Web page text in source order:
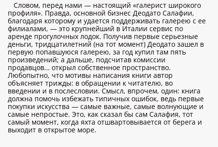
Словом, перед нами — настоящий «галерист широкого
профиля». Правда, основной бизнес Деодато Салафии,
благодаря которому и удается поддерживать галерею с ее
филиалами, — это крупнейший в Италии сервис по
аренде прогулочных лодок. Получив первые серьезные
деньги, тридцатилетний (на тот момент) Деодато зашел в
первую попавшуюся галерею, за год купил там пять
произведений; а дальше, подсчитав комиссии
продавцов… открыл собственное пространство.
Любопытно, что мотивы написания книги автор
объясняет трижды: в обращении к читателю, во
введении и в послесловии. Смысл, впрочем, один: книга
должна помочь избежать типичных ошибок, ведь первые
покупки искусства — самые важные, самые волнующие и
самые непростые. Это, как сказал бы сам Салафия, тот
самый момент, когда яхта отшвартовывается от берега и
выходит в открытое море.